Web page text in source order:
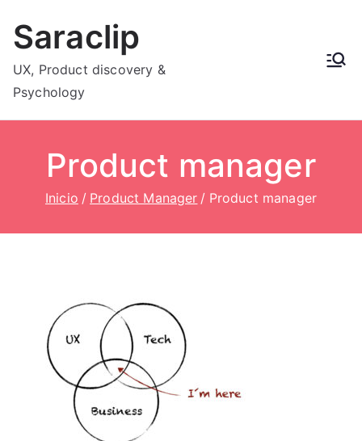
Saraclip
UX, Product discovery &
Psychology
Product manager
Inicio Product Manager Product manager